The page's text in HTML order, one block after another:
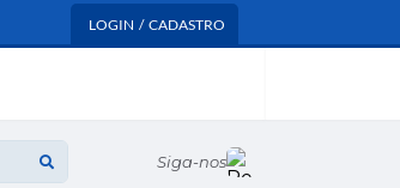
LOGIN / CADASTRO
Siga-nos